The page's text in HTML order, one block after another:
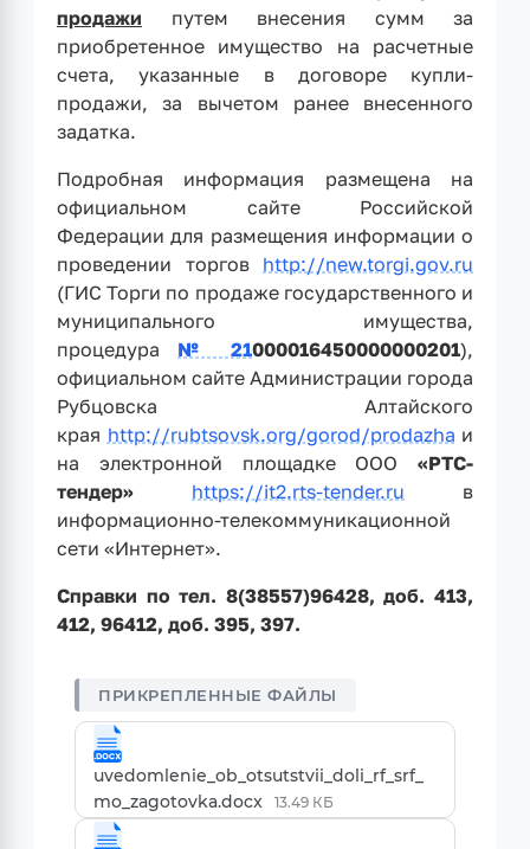
продажи
путем внесения сумм за
приобретенное имущество на расчетные
счета, указанные в договоре купли-
продажи, за вычетом ранее внесенного
задатка.
Подробная информация размещена на
официальном сайте Российской
Федерации для размещения информации о
проведении торгов http://new.torgi.gov.ru
(ГИС Торги по продаже государственного и
муниципального имущества,
процедура № 21000016450000000201),
официальном сайте Администрации города
Рубцовска Алтайского
края http://rubtsovsk.org/gorod/prodazha и
на электронной площадке ООО «РТС-
тендер» https://it2.rts-tender.ru
в
информационно-телекоммуникационной
сети «Интернет».
Справки по тел. 8(38557)96428, доб. 413,
412, 96412, доб. 395, 397.
uvedomlenie_ob_otsutstvii_doli_rf_srf_
mo_zagotovka.docx
13.49 КБ